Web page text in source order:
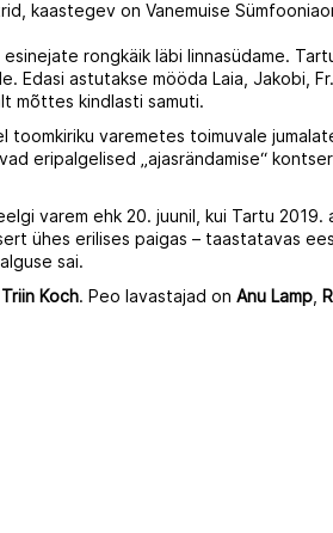
kaastegev on Vanemuise
rongkäik läbi linnasüdame.
Edasi astutakse mööda Laia, Jakobi,
mõttes kindlasti samuti.
toomkiriku varemetes toimuvale
eripalgelised „ajasrändamise“
varem ehk 20. juunil, kui Tartu 2019.
ühes erilises paigas – taastatavas
sai.
Triin Koch. Peo lavastajad on Anu Lamp